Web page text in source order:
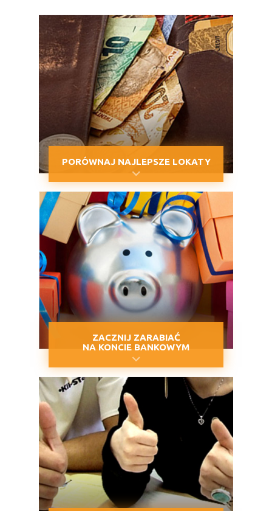
PORÓWNAJ NAJLEPSZE LOKATY
ZACZNIJ ZARABIAĆ
NA KONCIE BANKOWYM